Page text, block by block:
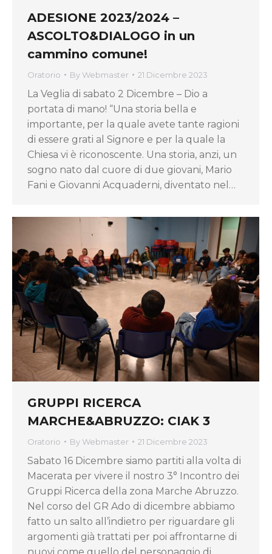
ADESIONE 2023/2024 –
ASCOLTO&DIALOGO in un
cammino comune!
Oratorio By Webmaster 21 Dicembre 2023
La Veglia di sabato 2 Dicembre – Dio a
portata di mano! “Una storia bella e
importante, per la quale avete tante ragioni
di essere grati al Signore e per la quale la
Chiesa vi è riconoscente. Una storia, anzi, un
sogno nato dal cuore di due giovani, Mario
Fani e Giovanni Acquaderni, diventato nel…
GRUPPI RICERCA
MARCHE&ABRUZZO: CIAK 3
Oratorio By Webmaster 21 Dicembre 2023
Sabato 16 Dicembre siamo partiti alla volta di
Macerata per vivere il nostro 3° Incontro dei
Gruppi Ricerca della zona Marche Abruzzo.
Nel corso del GR Ado di dicembre abbiamo
fatto un salto all’indietro per riguardare gli
argomenti già trattati per poi affrontarne di